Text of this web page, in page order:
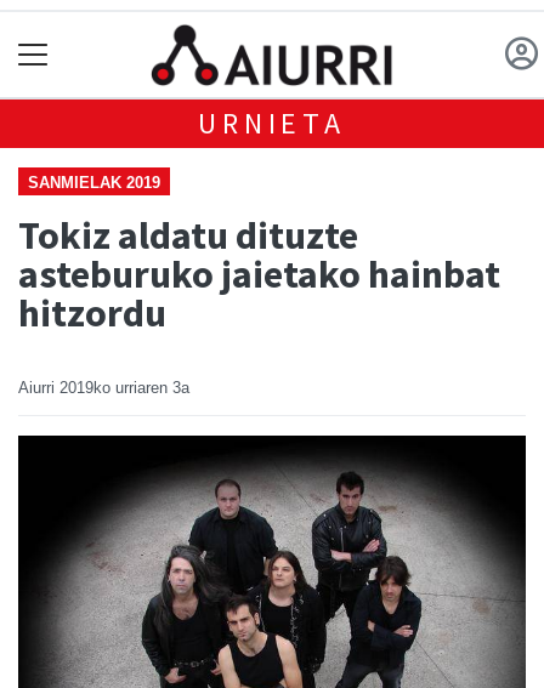
URNIETA
SANMIELAK 2019
Tokiz aldatu dituzte
asteburuko jaietako hainbat
hitzordu
Aiurri 2019ko urriaren 3a